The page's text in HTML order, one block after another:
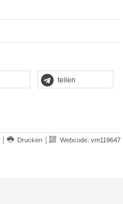
teilen
Drucken Webcode: vm119647